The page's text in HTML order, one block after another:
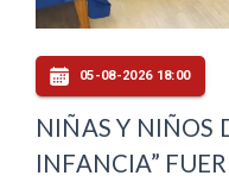
05-08-2026 18:00
NIÑAS Y NIÑOS
INFANCIA”